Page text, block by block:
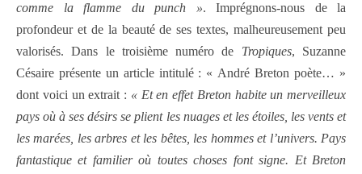
comme la flamme du punch ». Imprégnons-nous de la
profondeur et de la beauté de ses textes, malheureusement peu
valorisés. Dans le troisième numéro de Tropiques, Suzanne
Césaire présente un article intitulé : « André Breton poète… »
dont voici un extrait : « Et en effet Breton habite un merveilleux
pays où à ses désirs se plient les nuages et les étoiles, les vents et
les marées, les arbres et les bêtes, les hommes et l’univers. Pays
fantastique et familier où toutes choses font signe. Et Breton